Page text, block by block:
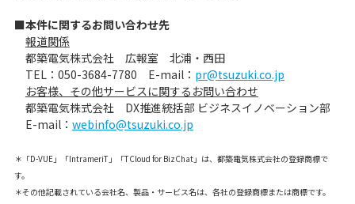
■本件に関するお問い合わせ先
報道関係
都築電気株式会社 広報室 北浦・西田
TEL：050-3684-7780 E-mail： pr@tsuzuki.co.jp
お客様、その他サービスに関するお問い合わせ
都築電気株式会社 DX推進統括部 ビジネスイノベーション部
E-mail： webinfo@tsuzuki.co.jp
＊「D-VUE」「IntrameriT」「TCloud for BizChat」は、都築電気株式会社の登録商標で
す。
＊その他記載されている会社名、製品・サービス名は、各社の登録商標または商標です。